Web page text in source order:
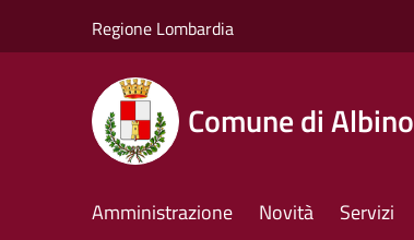
Regione Lombardia
Comune di Albino
Amministrazione Novità Servizi